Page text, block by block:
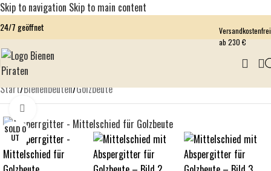
Skip to navigation Skip to main content
24/7 geöffnet
Versandkostenfrei
ab 230 €
Start/Bienenbeuten/Golzbeute
SOLD O
UT